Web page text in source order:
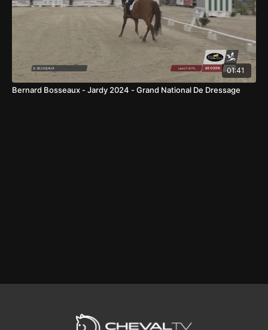
01:41
Bernard Bosseaux - Jardy 2024 - Grand National De Dressage